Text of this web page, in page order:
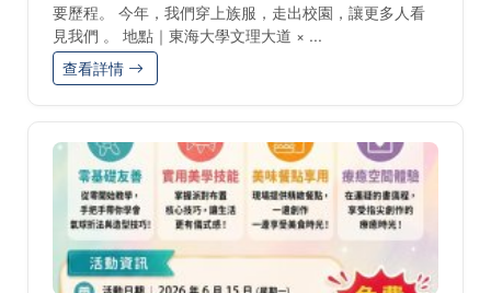
要歷程。 今年，我們穿上族服，走出校園，讓更多人看
見我們 。 地點｜東海大學文理大道 × ...
查看詳情